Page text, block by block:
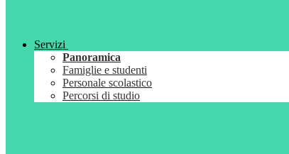
Servizi
Panoramica
Famiglie e studenti
Personale scolastico
Percorsi di studio